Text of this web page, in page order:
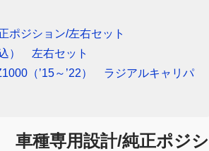
ジション/左右セット
） 左右セット
（’15～’22） ラジアルキャリパ
種専用設計/純正ポジシ